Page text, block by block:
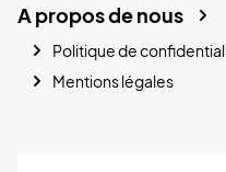
A propos de nous
Politique de
Mentions légales